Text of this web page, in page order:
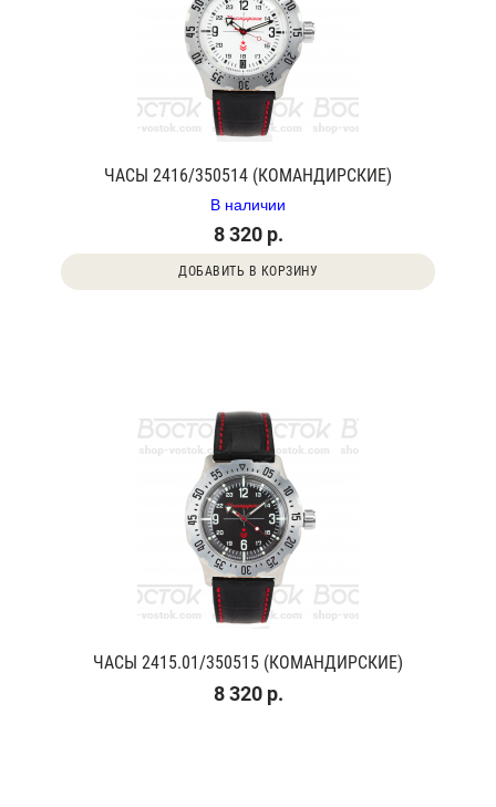
ЧАСЫ 2416/350514 (КОМАНДИРСКИЕ)
В наличии
8 320 р.
ДОБАВИТЬ В КОРЗИНУ
ЧАСЫ 2415.01/350515 (КОМАНДИРСКИЕ)
8 320 р.